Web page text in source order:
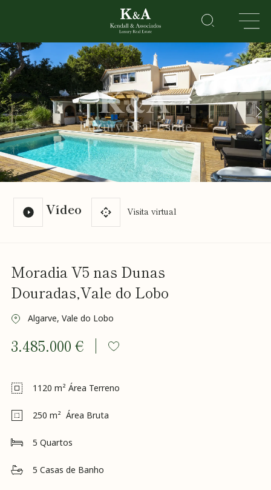
IMÓVEIS
RESIDENCIAL
LAZER
CORPORATE
HOTEIS
&
RESORTS
Sobre
Nós
Vender
Visa
Incentivo
RNH
Recrutamento
Notícias
Contactos
Revista
Vídeo Visita virtual
Moradia V5 nas Dunas
Douradas,Vale do Lobo
Algarve, Vale do Lobo
3.485.000 €
1120 m² Área Terreno
250 m² Área Bruta
5 Quartos
5 Casas de Banho